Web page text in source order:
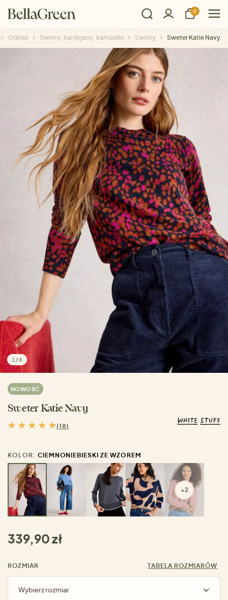
0
Odzież Swetry, kardigany, kamizelki Swetry Sweter Katie Navy
1 /6
NOWOŚĆ
Sweter Katie Navy
(18)
KOLOR: CIEMNONIEBIESKI ZE WZOREM
+2
339,90 zł
ROZMIAR TABELA ROZMIARÓW
Wybierz rozmiar